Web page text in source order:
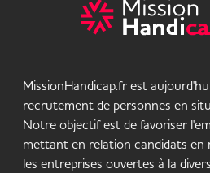
MissionHandicap.fr est
recrutement de personnes en
Notre objectif est de favoriser
mettant en relation candidats en
les entreprises ouvertes à la